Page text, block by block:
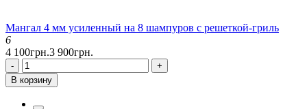
Мангал 4 мм усиленный на 8 шампуров с решеткой-гриль
6
4 100грн.3 900грн.
-
+
В корзину